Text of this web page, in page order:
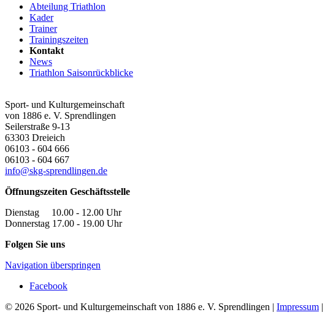
Abteilung Triathlon
Kader
Trainer
Trainingszeiten
Kontakt
News
Triathlon Saisonrückblicke
Sport- und Kulturgemeinschaft
von 1886 e. V. Sprendlingen
Seilerstraße 9-13
63303 Dreieich
06103 - 604 666
06103 - 604 667
info@skg-sprendlingen.de
Öffnungszeiten Geschäftsstelle
Dienstag 10.00 - 12.00 Uhr
Donnerstag 17.00 - 19.00 Uhr
Folgen Sie uns
Navigation überspringen
Facebook
© 2026 Sport- und Kulturgemeinschaft von 1886 e. V. Sprendlingen | Impressum |